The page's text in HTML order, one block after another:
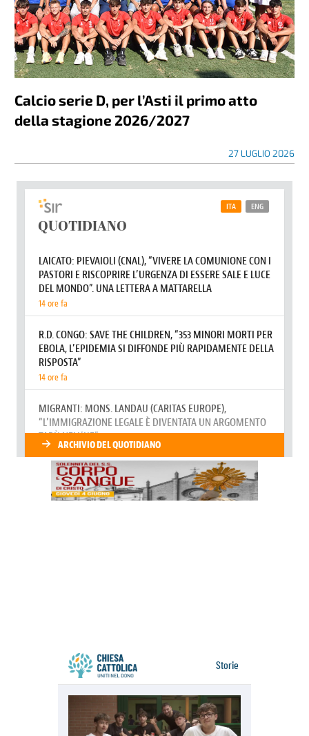
Calcio serie D, per l’Asti il primo atto
della stagione 2026/2027
27 LUGLIO 2026